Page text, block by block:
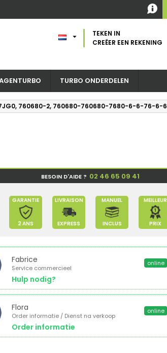
TEKEN IN
CREËER EEN REKENING

TURBO ONDERDELEN
760680-2, 760680-760680-7680-6-6-76-6-6
BESOIN D'AIDE ? 02 46 65 09 41
GARANTIE
2 ANS
LIVRAISON
EXPRESS
MANUEL
INCLUS
MEILLEUR
PRIX
Fabrice
Service commercieel
Hulp nodig?
online
Flora
Order informatie / Dienst na verkoop
Order informatie
online